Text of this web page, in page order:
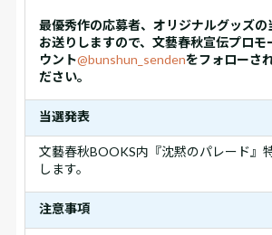
最優秀作の応募者、オリジナルグッズの
お送りしますので、文藝春秋宣伝プロモ
ウント@bunshun_sendenをフォローさ
ださい。
当選発表
文藝春秋BOOKS内『沈黙のパレード』
します。
注意事項